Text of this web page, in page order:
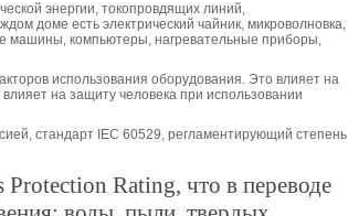
энергии, токопровдящих линий,
доме есть электрический чайник, микроволновка,
машины, компьютеры, нагревательные приборы,
использования оборудования. Это влияет на
на защиту человека при использовании
стандарт IEC 60529, регламентирующий степень
Protection Rating, что в переводе